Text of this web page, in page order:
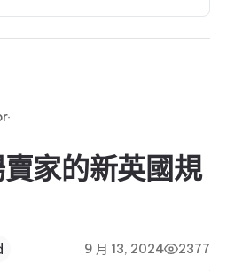
家的新英國規
9 月 13, 2024 2377